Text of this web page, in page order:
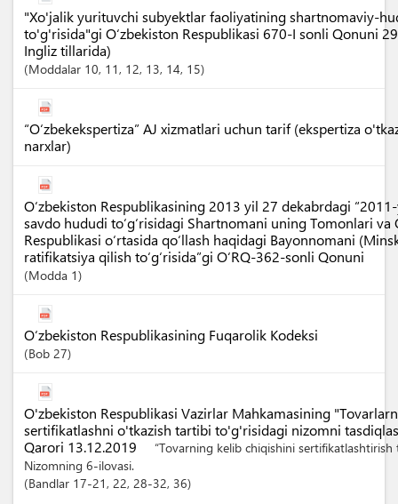
"Xo'jalik yurituvchi subyektlar faoliyatining shartnomaviy-
to'g'risida"gi O‘zbekiston Respublikasi 670-I sonli Qonuni
Ingliz tillarida)
Moddalar 10, 11 , 12, 13, 14, 15
“O‘zbekekspertiza” AJ xizmatlari uchun tarif (ekspertiza
narxlar)
O‘zbekiston Respublikasining 2013 yil 27 dekabrdagi
savdo hududi to‘g‘risidagi Shartnomani uning Tomonlari va
Respublikasi o‘rtasida qo‘llash haqidagi Bayonnomani
ratifikatsiya qilish to‘g‘risida”gi O‘RQ-362-sonli Qonuni
Modda 1
O‘zbekiston Respublikasining Fuqarolik Kodeksi
Bob 27
O'zbekiston Respublikasi Vazirlar Mahkamasining
sertifikatlashni o'tkazish tartibi to'g'risidagi nizomni
Qarori 13.12.2019
“Tovarning kelib chiqishini sertifikatlashtirish
Nizomning 6-ilovasi.
Bandlar 17-21 , 22, 28-32, 36